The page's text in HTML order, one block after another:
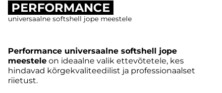
PERFORMANCE
universaalne softshell jope meestele
Performance universaalne softshell jope
meestele on ideaalne valik ettevõtetele, kes
hindavad kõrgekvaliteedilist ja professionaalset
riietust.